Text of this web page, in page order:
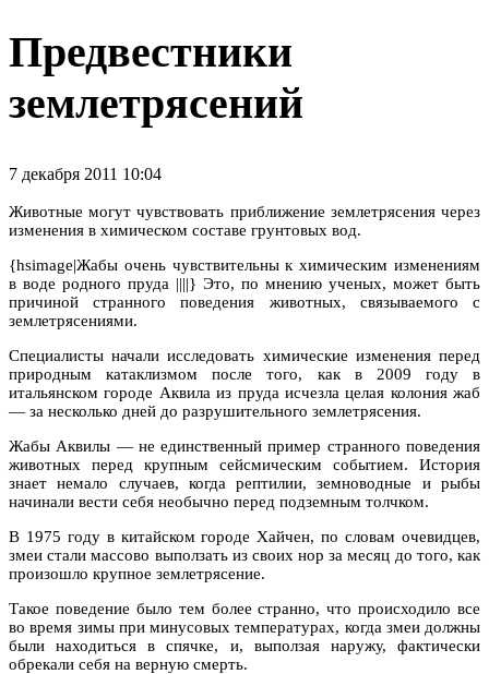
Предвестники
землетрясений
7 декабря 2011 10:04
Животные могут чувствовать приближение землетрясения через
изменения в химическом составе грунтовых вод.
{hsimage|Жабы очень чувствительны к химическим изменениям
в воде родного пруда ||||} Это, по мнению ученых, может быть
причиной странного поведения животных, связываемого с
землетрясениями.
Специалисты начали исследовать химические изменения перед
природным катаклизмом после того, как в 2009 году в
итальянском городе Аквила из пруда исчезла целая колония жаб
— за несколько дней до разрушительного землетрясения.
Жабы Аквилы — не единственный пример странного поведения
животных перед крупным сейсмическим событием. История
знает немало случаев, когда рептилии, земноводные и рыбы
начинали вести себя необычно перед подземным толчком.
В 1975 году в китайском городе Хайчен, по словам очевидцев,
змеи стали массово выползать из своих нор за месяц до того, как
произошло крупное землетрясение.
Такое поведение было тем более странно, что происходило все
во время зимы при минусовых температурах, когда змеи должны
были находиться в спячке, и, выползая наружу, фактически
обрекали себя на верную смерть.